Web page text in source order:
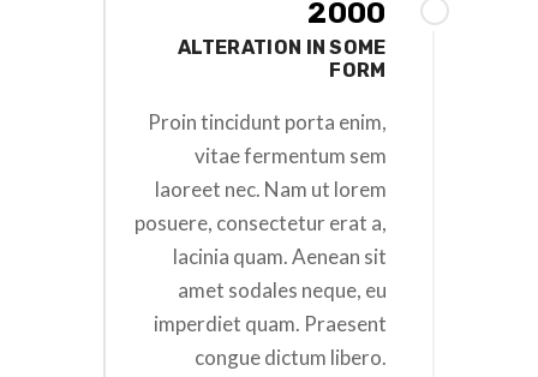
2000
ALTERATION IN SOME
FORM
Proin tincidunt porta enim,
vitae fermentum sem
laoreet nec. Nam ut lorem
posuere, consectetur erat a,
lacinia quam. Aenean sit
amet sodales neque, eu
imperdiet quam. Praesent
congue dictum libero.